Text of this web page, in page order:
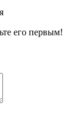
его первым!